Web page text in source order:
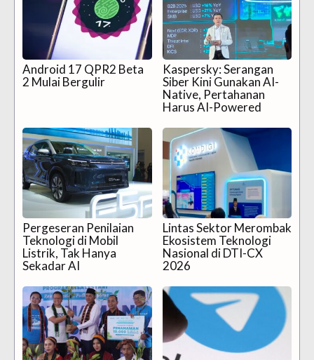
Android 17 QPR2 Beta
2 Mulai Bergulir
Kaspersky: Serangan
Siber Kini Gunakan AI-
Native, Pertahanan
Harus AI-Powered
Pergeseran Penilaian
Teknologi di Mobil
Listrik, Tak Hanya
Sekadar AI
Lintas Sektor Merombak
Ekosistem Teknologi
Nasional di DTI-CX
2026